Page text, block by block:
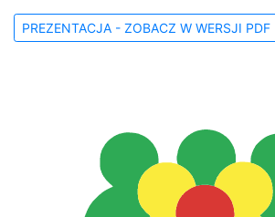
PREZENTACJA - ZOBACZ W WERSJI PDF